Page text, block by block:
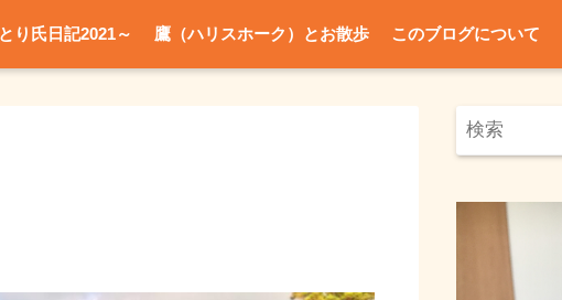
とり氏日記2021～ 鷹（ハリスホーク）とお散歩 このブログについて